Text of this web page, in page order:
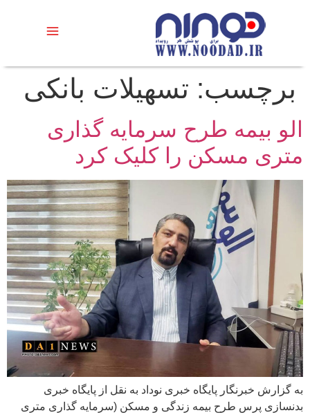
برچسب: تسهیلات بانکی
الو بیمه طرح سرمایه گذاری
متری مسکن را کلیک کرد
به گزارش خبرنگار پایگاه خبری نوداد به نقل از پایگاه خبری
بدنسازی پرس طرح بیمه زندگی و مسکن (سرمایه گذاری متری